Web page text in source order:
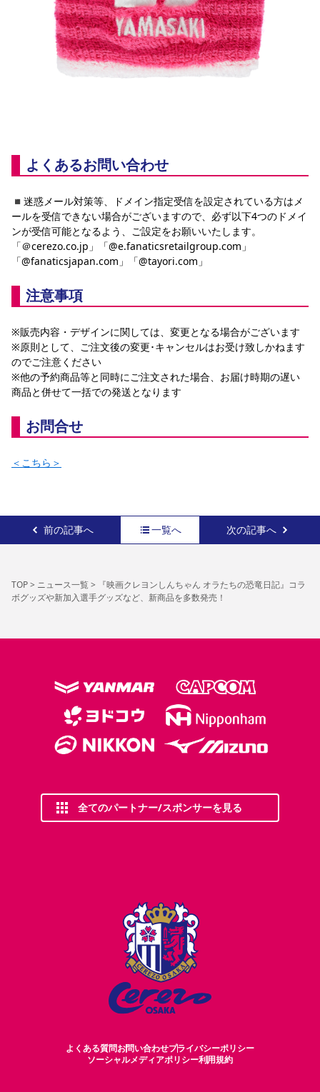
よくあるお問い合わせ
◾️迷惑メール対策等、ドメイン指定受信を設定されている方はメ
ールを受信できない場合がございますので、必ず以下4つのドメイ
ンが受信可能となるよう、ご設定をお願いいたします。
「＠cerezo.co.jp」「@e.fanaticsretailgroup.com」
「@fanaticsjapan.com」「@tayori.com」
注意事項
※販売内容・デザインに関しては、変更となる場合がございます
※原則として、ご注文後の変更･キャンセルはお受け致しかねます
のでご注意ください
※他の予約商品等と同時にご注文された場合、お届け時期の遅い
商品と併せて一括での発送となります
お問合せ
＜こちら＞
前の記事へ 一覧へ 次の記事へ
TOP> ニュース一覧>
『映画クレヨンしんちゃん オラたちの恐竜日記』コラ
ボグッズや新加入選手グッズなど、新商品を多数発売！
全てのパートナー/スポンサーを見る
よくある質問お問い合わせプライバシーポリシー
ソーシャルメディアポリシー利用規約